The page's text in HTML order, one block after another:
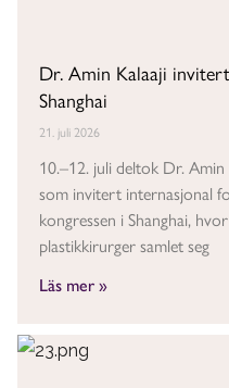
Dr. Amin Kalaaji
Shanghai
21. juli 2026
10.–12. juli deltok Dr.
som invitert internasjonal
kongressen i Shanghai,
plastikkirurger samlet seg
Läs mer »